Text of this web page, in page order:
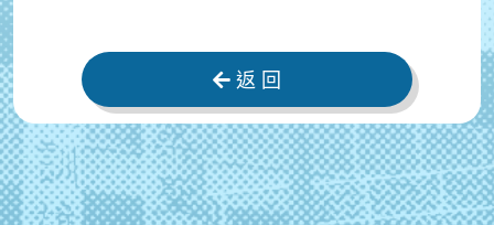
返 回